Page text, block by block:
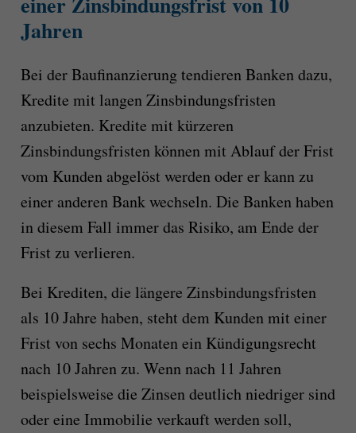
Jahren
Bei der Baufinanzierung tendieren Banken dazu,
Kredite mit langen Zinsbindungsfristen
anzubieten. Kredite mit kürzeren
Zinsbindungsfristen können mit Ablauf der Frist
vom Kunden abgelöst werden oder er kann zu
einer anderen Bank wechseln. Die Banken haben
in diesem Fall immer das Risiko, am Ende der
Frist zu verlieren.
Bei Krediten, die längere Zinsbindungsfristen
als 10 Jahre haben, steht dem Kunden mit einer
Frist von sechs Monaten ein Kündigungsrecht
nach 10 Jahren zu. Wenn nach 11 Jahren
beispielsweise die Zinsen deutlich niedriger sind
oder eine Immobilie verkauft werden soll,